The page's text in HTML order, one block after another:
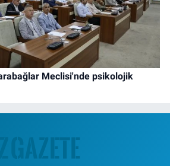
Meclisi'nde psikolojik